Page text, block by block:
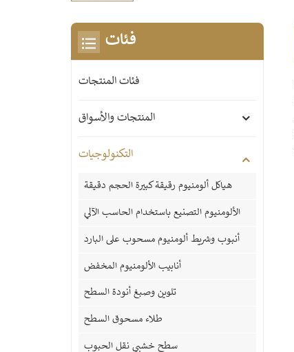
فئات
فئات المنتجات
المنتجات والأسواق
التكنولوجيات
هياكل ألومنيوم رقيقة كبيرة الحجم دقيقة
الألومنيوم التصنيع باستخدام الحاسب الآلي
أنبوب وشريط ألومنيوم مسحوب على البارد
أنابيب الألومنيوم المخفض
تلوين وصبغ أنودة السطح
طلاء مسحوق السطح
سطح خشبي نقل الحبوب